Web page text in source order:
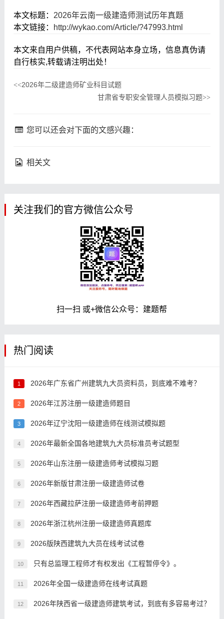
本文标题： 2026年云南一级建造师测试历年真题
本文链接：
http://wykao.com/Article/?47993.html
本文来自用户供稿，不代表网站本身立场，信息真伪请
自行核实,转载请注明出处！
<<2026年二级建造师矿业科目试题
甘肃省专职安全管理人员模拟习题>>
您可以还会对下面的文感兴趣：
相关文
关注我们的官方微信公众号
扫一扫 或+微信公众号：建题帮
热门阅读
1 2026年广东省广州建筑九大员资料员，到底难不难考？
2 2026年江苏注册一级建造师题目
3 2026年辽宁沈阳一级建造师在线测试模拟题
4 2026年最新全国各地建筑九大员标准员考试题型
5 2026年山东注册一级建造师考试模拟习题
6 2026年新版甘肃注册一级建造师试卷
7 2026年西藏拉萨注册一级建造师考前押题
8 2026年浙江杭州注册一级建造师真题库
9 2026版陕西建筑九大员在线考试试卷
10 只有总监理工程师才有权发出《工程暂停令》。
11 2026年全国一级建造师在线考试真题
12 2026年陕西省一级建造师建筑考试，到底有多容易考过？